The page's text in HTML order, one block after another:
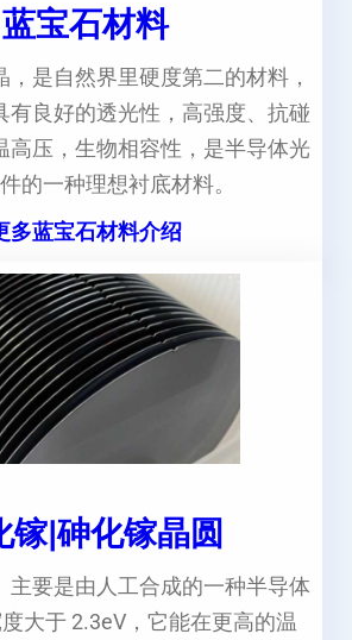
蓝宝石材料
，是自然界里硬度第二的材料，
有良好的透光性，高强度、抗碰
高压，生物相容性，是半导体光
的一种理想衬底材料。
多蓝宝石材料介绍
镓|砷化镓晶圆
主要是由人工合成的一种半导体
大于 2.3eV，它能在更高的温